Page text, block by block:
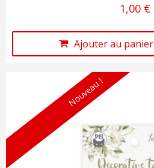
1,00 €
Ajouter au panier
Nouveau !